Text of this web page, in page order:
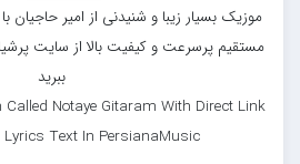
موزیک بسیار زیبا و شنیدنی از امیر حاجیان
مستقیم پرسرعت و کیفیت بالا از سایت
ببرید
Notaye Gitaram With Direct Link
Lyrics Text In PersianaMusic